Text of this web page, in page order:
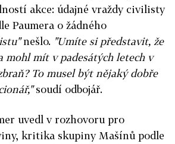
akce: údajné vraždy civilisty
Paumera o žádného
nešlo. "Umíte si představit, že
mohl mít v padesátých letech v
To musel být nějaký dobře
soudí odbojář.
uvedl v rozhovoru pro
kritika skupiny Mašínů podle